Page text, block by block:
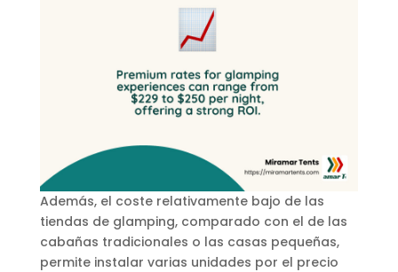
Además, el coste relativamente bajo de las
tiendas de glamping, comparado con el de las
cabañas tradicionales o las casas pequeñas,
permite instalar varias unidades por el precio